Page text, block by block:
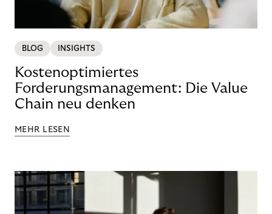
BLOG INSIGHTS
Kostenoptimiertes
Forderungsmanagement: Die Value
Chain neu denken
MEHR LESEN